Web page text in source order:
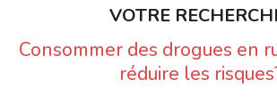
VOTRE
Consommer des drogues en
réduire les